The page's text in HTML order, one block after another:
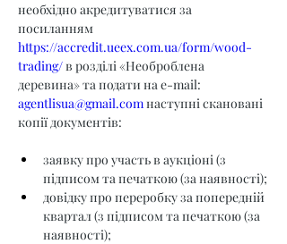
необхідно акредитуватися за
посиланням
https://accredit.ueex.com.ua/form/wood-
trading/ в розділі «Необроблена
деревина» та подати на e-mail:
agentlisua@gmail.com наступні скановані
копії документів:
заявку про участь в аукціоні (з
підписом та печаткою (за наявності);
довідку про переробку за попередній
квартал (з підписом та печаткою (за
наявності);